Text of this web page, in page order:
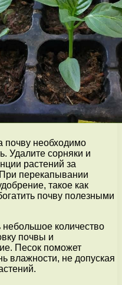
почву необходимо
Удалите сорняки и
растений за
перекапывании
такое как
почву полезными
небольшое количество
почвы и
Песок поможет
влажности, не допуская